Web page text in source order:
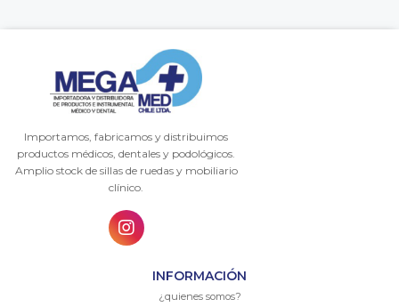
Importamos, fabricamos y distribuimos
productos médicos, dentales y podológicos.
Amplio stock de sillas de ruedas y mobiliario
clínico.
INFORMACIÓN
¿quienes somos?